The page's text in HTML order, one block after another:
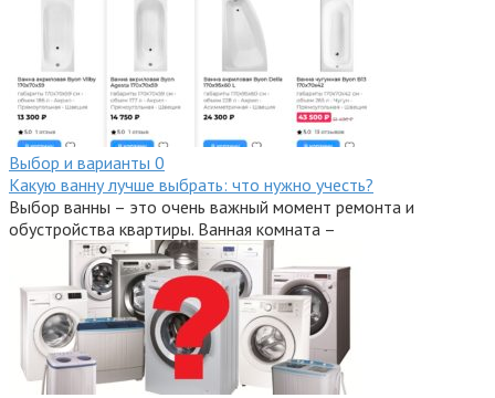
Выбор и варианты 0
Какую ванну лучше выбрать: что нужно учесть?
Выбор ванны – это очень важный момент ремонта и
обустройства квартиры. Ванная комната –